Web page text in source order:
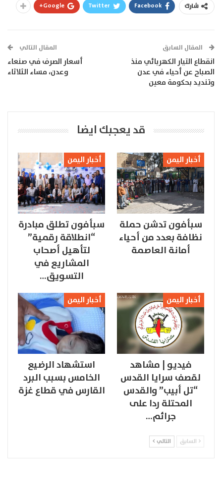
شارك Facebook
Twitter
Google+
المقال السابق
انقطاع التيار الكهربائي منذ
الصباح عن أحياء في عدن
وتنديد بحكومة معين
المقال التالي
أسعار الصرف في صنعاء
وعدن، مساء الثلاثاء
قد يعجبك ايضا
أخبار اليمن
سبأفون تدشن حملة
نظافة بعدد من أحياء
أمانة العاصمة
أخبار اليمن
سبأفون تطلق مبادرة
“انطلاقة رقمية”
لتأهيل أصحاب
المشاريع في
التسويق…
أخبار اليمن
فيديو | مشاهد
لقصف سرايا القدس
“تل أبيب” والقدس
المحتلة ردا على
جرائم…
أخبار اليمن
استشهاد الرضيع
الخامس بسبب البرد
القارس في قطاع غزة
السابق التالي